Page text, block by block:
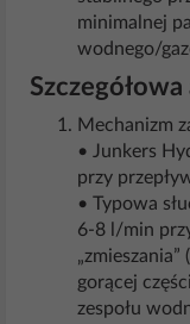
minimalnej
wodnego/
Mechanizm
• Junkers
przy
• Typowa
6-8 l/min
gorącej
zespołu